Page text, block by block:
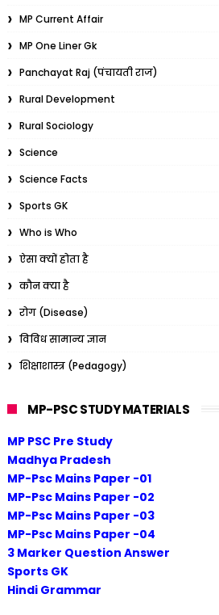
MP Current Affair
MP One Liner Gk
Panchayat Raj (पंचायती राज)
Rural Development
Rural Sociology
Science
Science Facts
Sports GK
Who is Who
ऐसा क्यों होता है
कौन क्या है
रोग (Disease)
विविध सामान्य ज्ञान
शिक्षाशास्त्र (Pedagogy)
MP-PSC STUDY MATERIALS
MP PSC Pre Study
Madhya Pradesh
MP-Psc Mains Paper -01
MP-Psc Mains Paper -02
MP-Psc Mains Paper -03
MP-Psc Mains Paper -04
3 Marker Question Answer
Sports GK
Hindi Grammar